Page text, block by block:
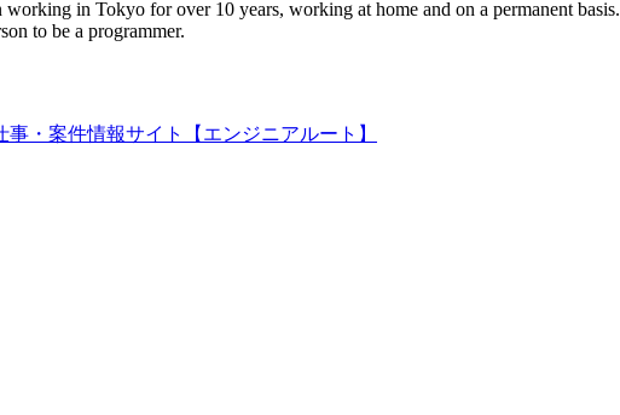
in Tokyo for over 10 years, working at home and on a permanent basis.
to be a programmer.
・案件情報サイト【エンジニアルート】